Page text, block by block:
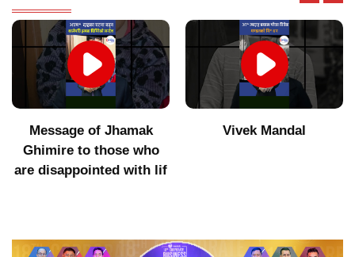
Message of Jhamak
Ghimire to those who
are disappointed with lif
Vivek Mandal